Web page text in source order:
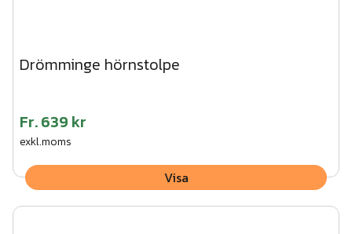
Drömminge hörnstolpe
Fr.639 kr
exkl.moms
Visa